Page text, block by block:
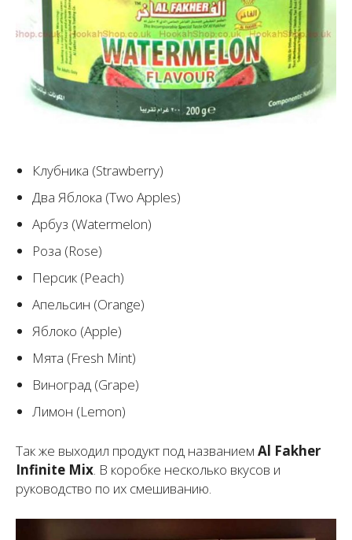
Клубника (Strawberry)
Два Яблока (Two Apples)
Арбуз (Watermelon)
Роза (Rose)
Персик (Peach)
Апельсин (Orange)
Яблоко (Apple)
Мята (Fresh Mint)
Виноград (Grape)
Лимон (Lemon)
Так же выходил продукт под названием Al Fakher
Infinite Mix. В коробке несколько вкусов и
руководство по их смешиванию.